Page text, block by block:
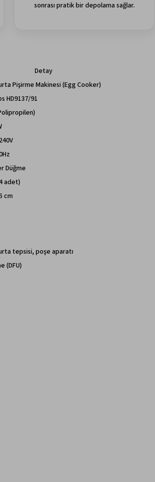
sonrası pratik bir depolama sağlar.
Detay
Pişirme Makinesi (Egg Cooker)
HD9137/91
Düğme
adet)
cm
tepsisi, poşe aparatı
(DFU)